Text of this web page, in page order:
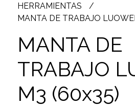
HERRAMIENTAS
MANTA DE TRABAJO
MANTA DE
TRABAJO
M3 (60x35)